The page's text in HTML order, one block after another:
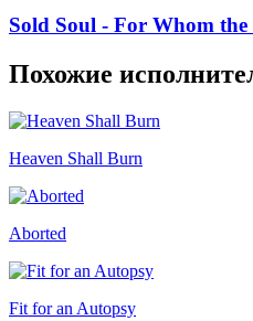
Sold Soul - For Whom
Похожие
Heaven Shall Burn
Aborted
Fit for an Autopsy